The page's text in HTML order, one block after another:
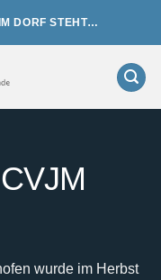
DORF STEHT…
wurde im Herbst